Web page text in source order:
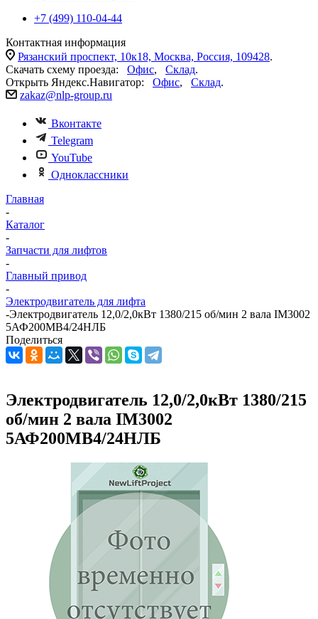
+7 (499) 110-04-44
Контактная информация
Рязанский проспект, 10к18, Москва, Россия, 109428.
Скачать схему проезда: Офис, Склад.
Открыть Яндекс.Навигатор: Офис, Склад.
zakaz@nlp-group.ru
Вконтакте
Telegram
YouTube
Одноклассники
Главная
-
Каталог
-
Запчасти для лифтов
-
Главный привод
-
Электродвигатель для лифта
-Электродвигатель 12,0/2,0кВт 1380/215 об/мин 2 вала IM3002
5АФ200МВ4/24НЛБ
Поделиться
Электродвигатель 12,0/2,0кВт 1380/215
об/мин 2 вала IM3002
5АФ200МВ4/24НЛБ